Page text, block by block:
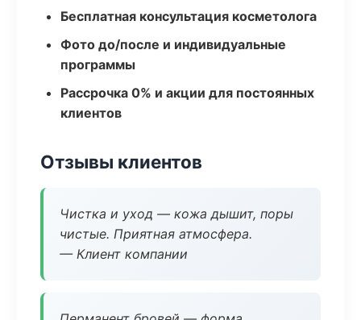
Бесплатная консультация косметолога
Фото до/после и индивидуальные
программы
Рассрочка 0% и акции для постоянных
клиентов
Отзывы клиентов
Чистка и уход — кожа дышит, поры
чистые. Приятная атмосфера.
— Клиент компании